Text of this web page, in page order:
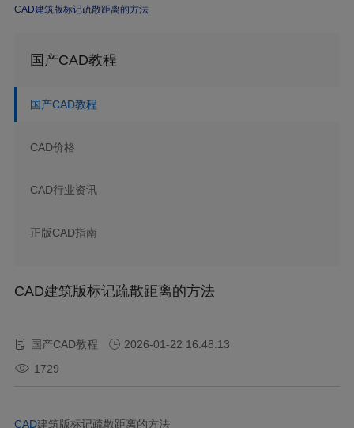
CAD建筑版标记疏散距离的方法
国产CAD教程
国产CAD教程
CAD价格
CAD行业资讯
正版CAD指南
CAD建筑版标记疏散距离的方法
国产CAD教程
2026-01-22 16:48:13
1729
CAD建筑版标记疏散距离的方法